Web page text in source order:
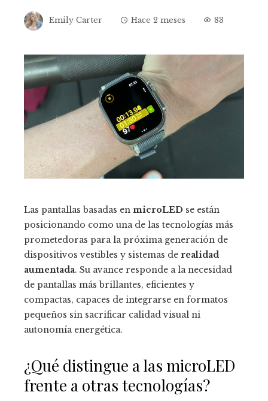
Emily Carter Hace 2 meses 83
Las pantallas basadas en microLED se están
posicionando como una de las tecnologías más
prometedoras para la próxima generación de
dispositivos vestibles y sistemas de realidad
aumentada. Su avance responde a la necesidad
de pantallas más brillantes, eficientes y
compactas, capaces de integrarse en formatos
pequeños sin sacrificar calidad visual ni
autonomía energética.
¿Qué distingue a las microLED
frente a otras tecnologías?